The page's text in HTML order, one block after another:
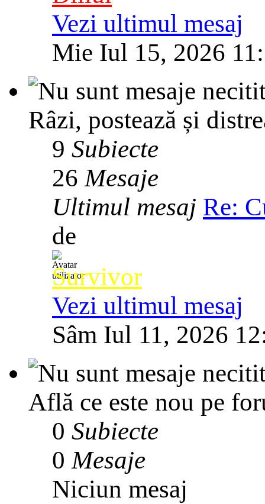
Vezi ultimul mesaj
Mie Iul 15, 2026
Râzi, postează și
9 Subiecte
26Mesaje
Ultimul mesaj Re:
de
Survivor
Vezi ultimul mesaj
Sâm Iul 11, 2026
Află ce este nou pe
0 Subiecte
0Mesaje
Niciun mesaj